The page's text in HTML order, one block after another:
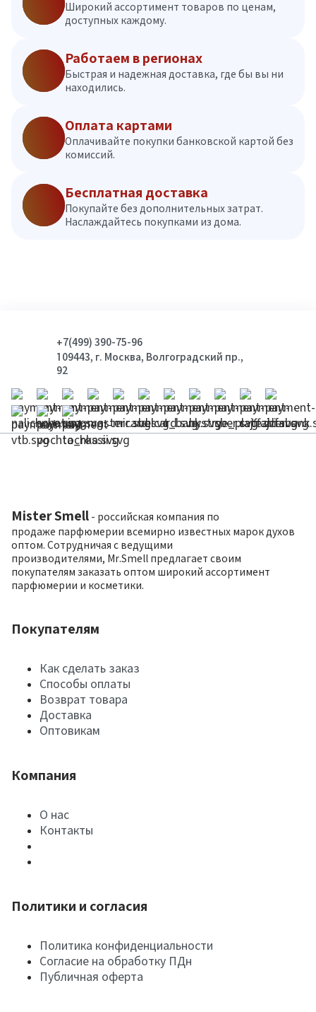
Широкий ассортимент товаров по ценам,
доступных каждому.
Работаем в регионах
Быстрая и надежная доставка, где бы вы ни
находились.
Оплата картами
Оплачивайте покупки банковской картой без
комиссий.
Бесплатная доставка
Покупайте без дополнительных затрат.
Наслаждайтесь покупками из дома.
+7(499) 390-75-96
109443, г. Москва, Волгоградский пр.,
92
Mister Smell - российская компания по
продаже парфюмерии всемирно известных марок духов
оптом. Сотрудничая с ведущими
производителями, Mr.Smell предлагает своим
покупателям заказать оптом широкий ассортимент
парфюмерии и косметики.
Покупателям
Как сделать заказ
Способы оплаты
Возврат товара
Доставка
Оптовикам
Компания
О нас
Контакты
Политики и согласия
Политика конфиденциальности
Согласие на обработку ПДн
Публичная оферта